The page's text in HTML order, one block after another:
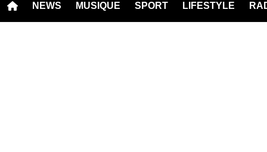
NEWS MUSIQUE SPORT LIFESTYLE